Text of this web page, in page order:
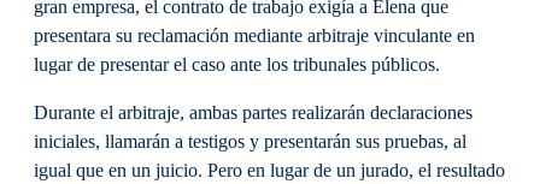
gran empresa, el contrato de trabajo exigía a Elena que
presentara su reclamación mediante arbitraje vinculante en
lugar de presentar el caso ante los tribunales públicos.
Durante el arbitraje, ambas partes realizarán declaraciones
iniciales, llamarán a testigos y presentarán sus pruebas, al
igual que en un juicio. Pero en lugar de un jurado, el resultado